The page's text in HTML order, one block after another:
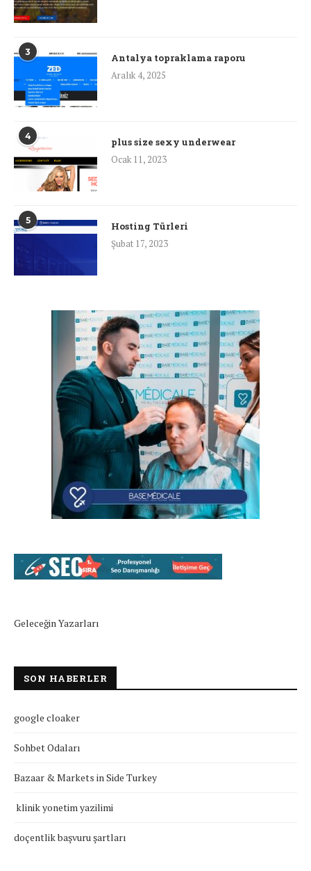
3
Antalya topraklama raporu
Aralık 4, 2025
4
plus size sexy underwear
Ocak 11, 2023
5
Hosting Türleri
Şubat 17, 2023
Geleceğin Yazarları
SON HABERLER
google cloaker
Sohbet Odaları
Bazaar & Markets in Side Turkey
klinik yonetim yazilimi
doçentlik başvuru şartları